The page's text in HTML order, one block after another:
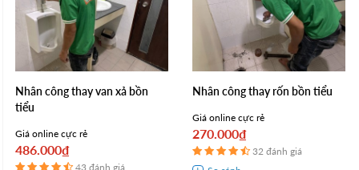
Nhân công thay van xả bồn
tiểu
Giá online cực rẻ
486.000₫
43 đánh giá
Nhân công thay rốn bồn tiểu
Giá online cực rẻ
270.000₫
32 đánh giá